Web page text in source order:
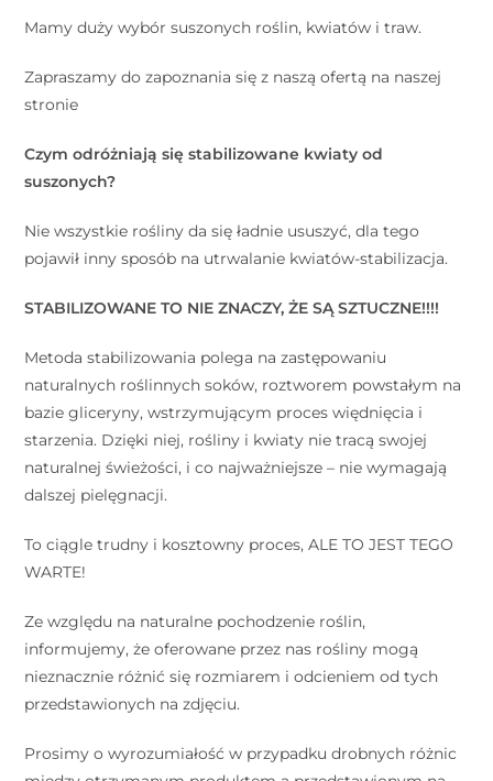
Mamy duży wybór suszonych roślin, kwiatów i traw.
Zapraszamy do zapoznania się z naszą ofertą na naszej
stronie
Czym odróżniają się stabilizowane kwiaty od
suszonych?
Nie wszystkie rośliny da się ładnie ususzyć, dla tego
pojawił inny sposób na utrwalanie kwiatów-stabilizacja.
STABILIZOWANE TO NIE ZNACZY, ŻE SĄ SZTUCZNE!!!!
Metoda stabilizowania polega na zastępowaniu
naturalnych roślinnych soków, roztworem powstałym na
bazie gliceryny, wstrzymującym proces więdnięcia i
starzenia. Dzięki niej, rośliny i kwiaty nie tracą swojej
naturalnej świeżości, i co najważniejsze – nie wymagają
dalszej pielęgnacji. ⠀
To ciągle trudny i kosztowny proces, ALE TO JEST TEGO
WARTE!
Ze względu na naturalne pochodzenie roślin,
informujemy, że oferowane przez nas rośliny mogą
nieznacznie różnić się rozmiarem i odcieniem od tych
przedstawionych na zdjęciu.
Prosimy o wyrozumiałość w przypadku drobnych różnic